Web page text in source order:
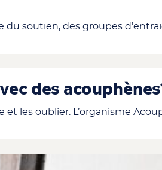
soutien, des groupes
des
les oublier. L’organisme